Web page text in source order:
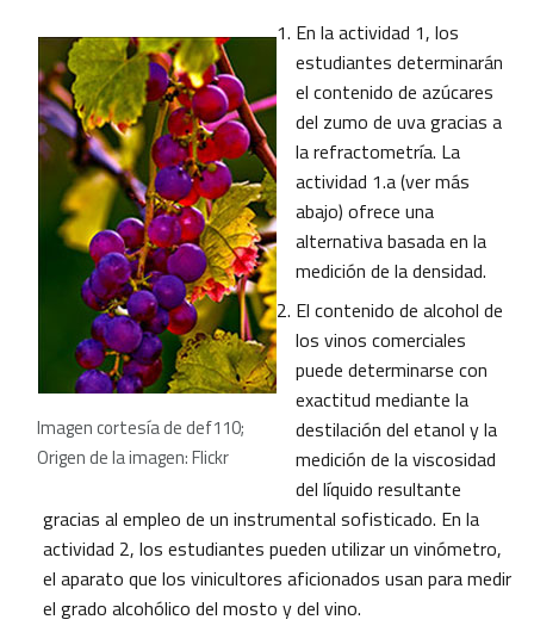
Imagen cortesía de def110;
Origen de la imagen: Flickr
En la actividad 1, los
estudiantes determinarán
el contenido de azúcares
del zumo de uva gracias a
la refractometría. La
actividad 1.a (ver más
abajo) ofrece una
alternativa basada en la
medición de la densidad.
El contenido de alcohol de
los vinos comerciales
puede determinarse con
exactitud mediante la
destilación del etanol y la
medición de la viscosidad
del líquido resultante
gracias al empleo de un instrumental sofisticado. En la
actividad 2, los estudiantes pueden utilizar un vinómetro,
el aparato que los vinicultores aficionados usan para medir
el grado alcohólico del mosto y del vino.